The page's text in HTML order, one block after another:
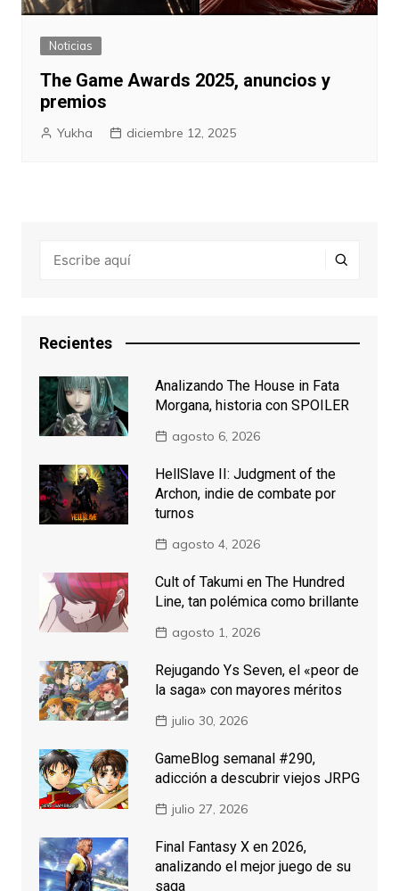
Noticias
The Game Awards 2025, anuncios y
premios
Yukha diciembre 12, 2025
Recientes
Analizando The House in Fata
Morgana, historia con SPOILER
agosto 6, 2026
HellSlave II: Judgment of the
Archon, indie de combate por
turnos
agosto 4, 2026
Cult of Takumi en The Hundred
Line, tan polémica como brillante
agosto 1, 2026
Rejugando Ys Seven, el «peor de
la saga» con mayores méritos
julio 30, 2026
GameBlog semanal #290,
adicción a descubrir viejos JRPG
julio 27, 2026
Final Fantasy X en 2026,
analizando el mejor juego de su
saga